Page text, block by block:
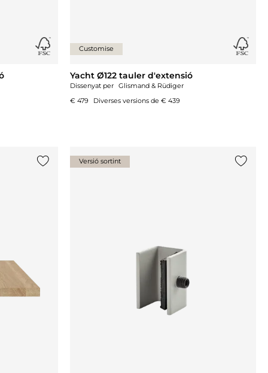
Customise
Yacht Ø122 tauler d'extensió
Dissenyat per Glismand & Rüdiger
€ 479
Diverses versions de € 439
Versió sortint